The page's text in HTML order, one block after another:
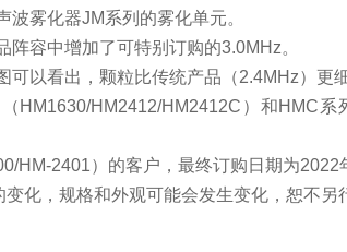
雾化器JM系列的雾化单元。
容中增加了可特别订购的3.0MHz。
可以看出，颗粒比传统产品（2.4MHz）更
HM1630/HM2412/HM2412C）和HMC
HM-2401）的客户，最终订购日期为
化，规格和外观可能会发生变化，恕不另